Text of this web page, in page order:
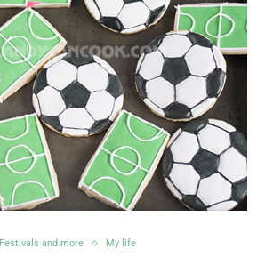
Festivals and more My life